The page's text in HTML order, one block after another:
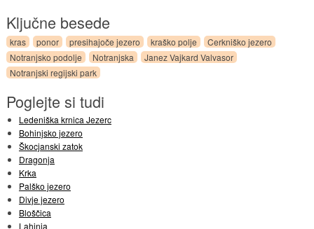
Ključne besede
kras ponor presihajoče jezero kraško polje
Cerkniško jezero
Notranjsko podolje
Notranjska
Janez Vajkard Valvasor
Notranjski regijski park
Poglejte si tudi
Ledeniška krnica Jezerc
Bohinjsko jezero
Škocjanski zatok
Dragonja
Krka
Palško jezero
Divje jezero
Bloščica
Lahinja